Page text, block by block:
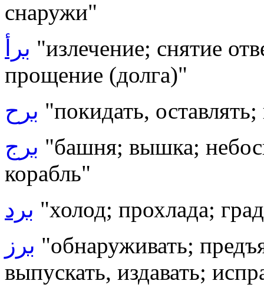
снаружи"
برأ "излечение; снятие
прощение (долга)"
برح "покидать,
برج "башня; вышка;
корабль"
برد "холод; прохлада;
برز "обнаруживать;
выпускать, издавать;